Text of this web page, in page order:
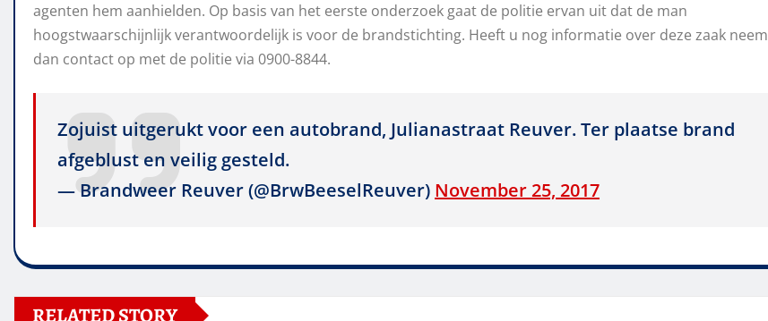
agenten hem aanhielden. Op basis van het eerste onderzoek gaat de politie ervan uit dat de man
hoogstwaarschijnlijk verantwoordelijk is voor de brandstichting. Heeft u nog informatie over deze zaak neem
dan contact op met de politie via 0900-8844.
Zojuist uitgerukt voor een autobrand, Julianastraat Reuver. Ter plaatse brand
afgeblust en veilig gesteld.
— Brandweer Reuver (@BrwBeeselReuver) November 25, 2017
RELATED STORY